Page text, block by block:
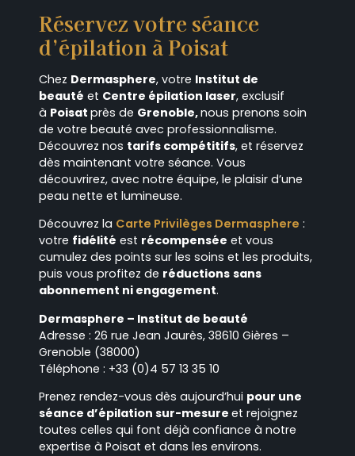
Réservez votre séance
d’épilation à Poisat
Chez Dermasphere, votre Institut de
beauté et Centre épilation laser, exclusif
à Poisat près de Grenoble,nous prenons soin
de votre beauté avec professionnalisme.
Découvrez nos tarifs compétitifs, et réservez
dès maintenant votre séance. Vous
découvrirez, avec notre équipe, le plaisir d’une
peau nette et lumineuse.
Découvrez la Carte Privilèges Dermasphere :
votre fidélité est récompensée et vous
cumulez des points sur les soins et les produits,
puis vous profitez de réductions sans
abonnement ni engagement.
Dermasphere – Institut de beauté
Adresse : 26 rue Jean Jaurès, 38610 Gières –
Grenoble (38000)
Téléphone : +33 (0)4 57 13 35 10
Prenez rendez-vous dès aujourd’hui pour une
séance d’épilation sur-mesure et rejoignez
toutes celles qui font déjà confiance à notre
expertise à Poisat et dans les environs.